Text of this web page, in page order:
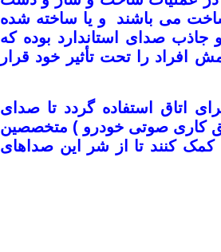
می باشند و یا ساخته شده
صدای استاندارد بوده که
را تحت تأثیر خود قرار
پوششی برای اتاق استفاده گردد تا صدای
کاری صوتی خودرو ) متخصصین
کنند تا از شر این صداهای